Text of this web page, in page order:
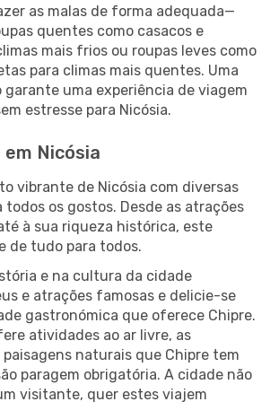
as malas de forma adequada—
quentes como casacos e
mais frios ou roupas leves como
para climas mais quentes. Uma
garante uma experiência de viagem
estresse para Nicósia.
Nicósia
vibrante de Nicósia com diversas
todos os gostos. Desde as atrações
à sua riqueza histórica, este
de tudo para todos.
e na cultura da cidade
e atrações famosas e delicie-se
gastronómica que oferece Chipre.
atividades ao ar livre, as
naturais que Chipre tem
paragem obrigatória. A cidade não
visitante, quer estes viajem